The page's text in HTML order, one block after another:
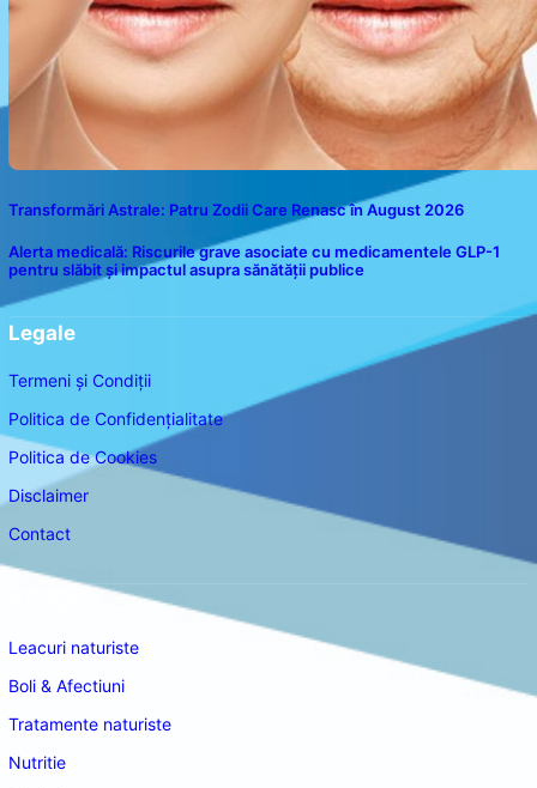
Transformări Astrale: Patru Zodii Care Renasc în August 2026
Alerta medicală: Riscurile grave asociate cu medicamentele GLP-1
pentru slăbit și impactul asupra sănătății publice
Legale
Termeni și Condiții
Politica de Confidențialitate
Politica de Cookies
Disclaimer
Contact
Leacuri naturiste
Boli & Afectiuni
Tratamente naturiste
Nutritie